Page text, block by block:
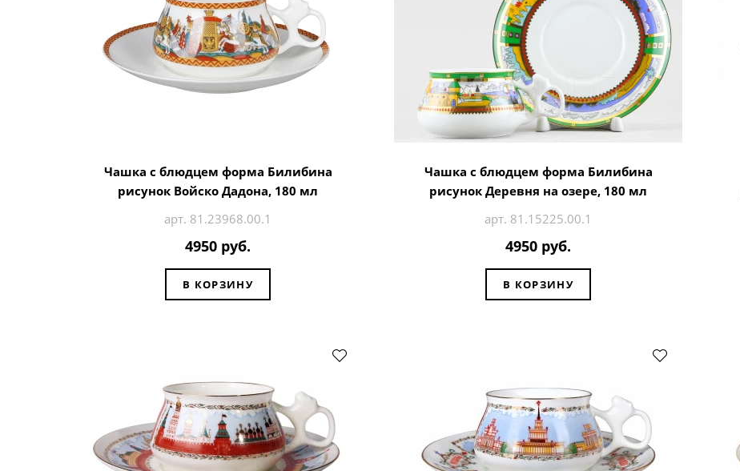
Чашка с блюдцем форма Билибина
рисунок Войско Дадона, 180 мл
арт. 81.23968.00.1
4950 руб.
В КОРЗИНУ
Чашка с блюдцем форма Билибина
рисунок Деревня на озере, 180 мл
арт. 81.15225.00.1
4950 руб.
В КОРЗИНУ